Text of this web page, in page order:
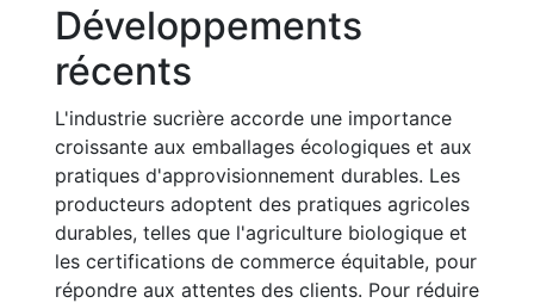
Développements
récents
L'industrie sucrière accorde une importance
croissante aux emballages écologiques et aux
pratiques d'approvisionnement durables. Les
producteurs adoptent des pratiques agricoles
durables, telles que l'agriculture biologique et
les certifications de commerce équitable, pour
répondre aux attentes des clients. Pour réduire